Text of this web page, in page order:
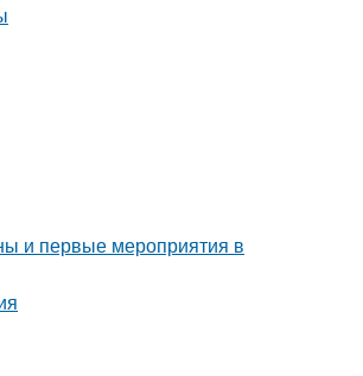
и первые мероприятия в